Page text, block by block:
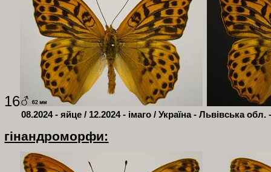
16
08.2024 - яйце / 12.2024 - імаго / Україна - Львівська
гінандроморфи: